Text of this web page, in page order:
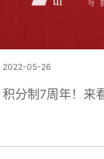
2022-05-26
积分制7周年！来